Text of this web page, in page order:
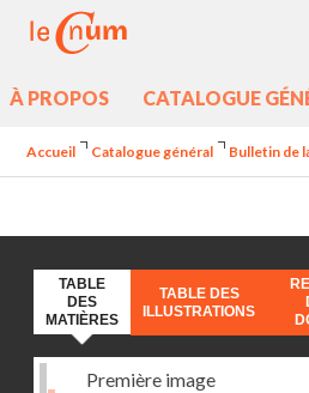
À PROPOS CATALOGUE
Accueil Catalogue général Bulletin de
TABLE
DES
MATIÈRES
TABLE DES
ILLUSTRATIONS
Première image